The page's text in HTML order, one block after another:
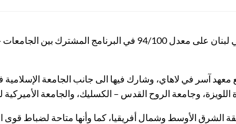
حاز الطالب يوسف خوري من كلية الحقوق في الجامعة الإسلامية في
معهد آسر في لاهاي، وشارك فيها الى جانب الجامعة الإسلامية
وجامعة الروح القدس – الكسليك، والجامعة الأميركية
الأوسط وشمال أفريقيا، كما وأنها متاحة لضباط قوى